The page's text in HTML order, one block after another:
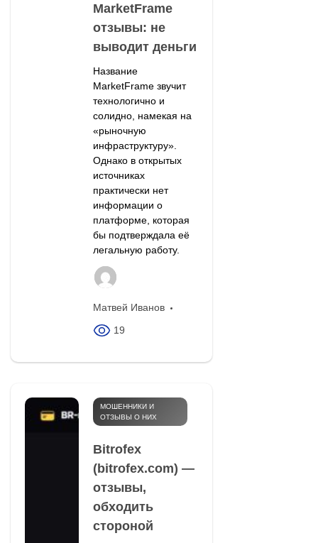
MarketFrame
отзывы: не
выводит деньги
Название
MarketFrame звучит
технологично и
солидно, намекая на
«рыночную
инфраструктуру».
Однако в открытых
источниках
практически нет
информации о
платформе, которая
бы подтверждала её
легальную работу.
Матвей Иванов
19
МОШЕННИКИ И
ОТЗЫВЫ О НИХ
Bitrofex
(bitrofex.com) —
отзывы,
обходить
стороной